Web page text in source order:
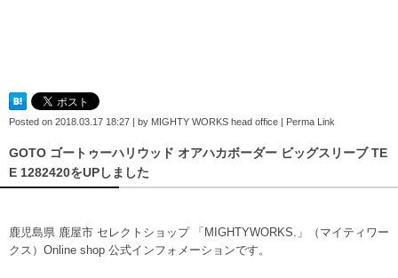
Posted on 2018.03.17 18:27 | by MIGHTY WORKS head office | Perma Link
GOTO ゴートゥーハリウッド オアハカボーダー ビッグスリーブ TE
E 1282420をUPしました
鹿児島県 鹿屋市 セレクトショップ 「MIGHTYWORKS.」（マイティワー
クス）Online shop 公式インフォメーションです。